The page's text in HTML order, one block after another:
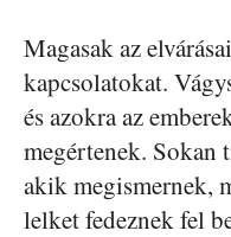
Magasak az
kapcsolatokat.
és azokra az
megértenek. Sokan
akik megismernek,
lelket fedeznek fel